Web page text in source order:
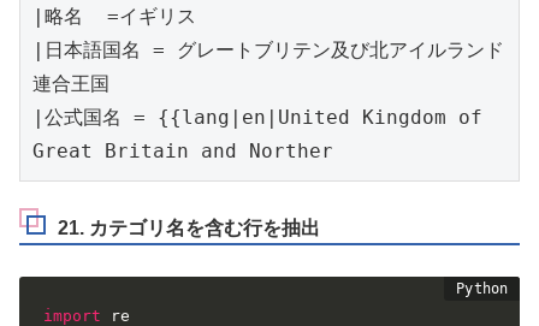
|略名  =イギリス
|日本語国名 = グレートブリテン及び北アイルランド
連合王国
|公式国名 = {{lang|en|United Kingdom of
Great Britain and Norther
21. カテゴリ名を含む行を抽出
import re